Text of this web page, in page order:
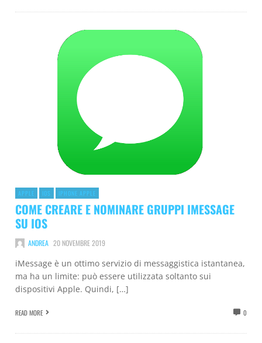
APPLE IOS IPHONE APPLE
COME CREARE E NOMINARE GRUPPI IMESSAGE
SU IOS
ANDREA 20 NOVEMBRE 2019
iMessage è un ottimo servizio di messaggistica istantanea,
ma ha un limite: può essere utilizzata soltanto sui
dispositivi Apple. Quindi, […]
READ MORE 0